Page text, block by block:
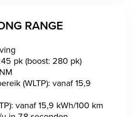
RANGE
pk (boost: 280 pk)
(WLTP): vanaf 15,9
vanaf 15,9 kWh/100 km